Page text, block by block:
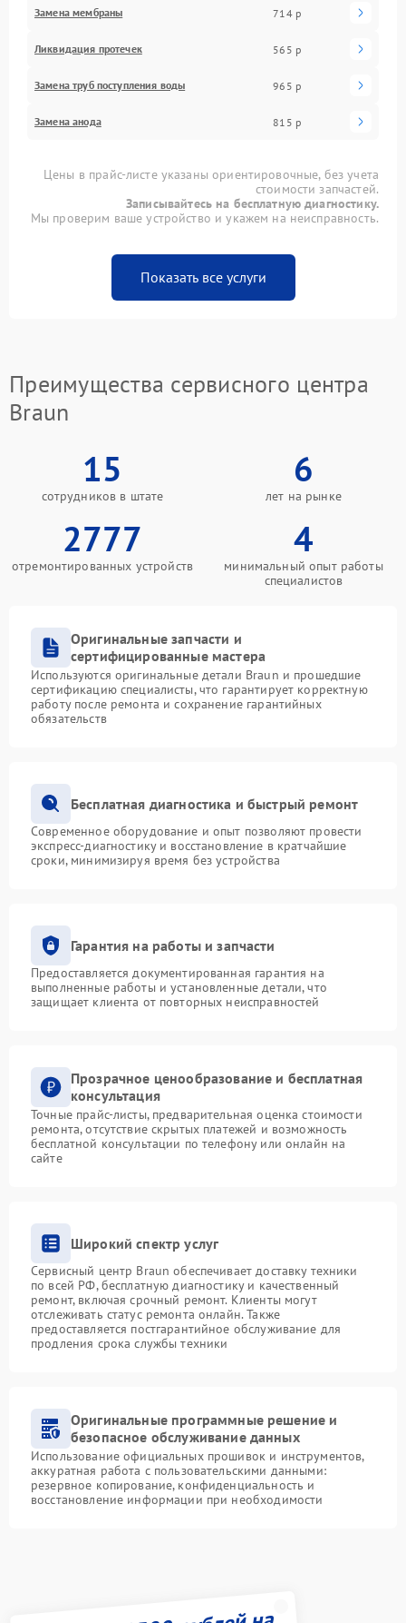
Замена мембраны 714 р
Ликвидация протечек 565 р
Замена труб поступления воды 965 р
Замена анода 815 р
Цены в прайс-листе указаны ориентировочные, без учета
стоимости запчастей.
Записывайтесь на бесплатную диагностику.
Мы проверим ваше устройство и укажем на неисправность.
Показать все услуги
Преимущества сервисного центра
Braun
15
сотрудников в штате
6
лет на рынке
2777
отремонтированных устройств
4
минимальный опыт работы
специалистов
Оригинальные запчасти и
сертифицированные мастера
Используются оригинальные детали Braun и прошедшие
сертификацию специалисты, что гарантирует корректную
работу после ремонта и сохранение гарантийных
обязательств
Бесплатная диагностика и быстрый ремонт
Современное оборудование и опыт позволяют провести
экспресс-диагностику и восстановление в кратчайшие
сроки, минимизируя время без устройства
Гарантия на работы и запчасти
Предоставляется документированная гарантия на
выполненные работы и установленные детали, что
защищает клиента от повторных неисправностей
Прозрачное ценообразование и бесплатная
консультация
Точные прайс-листы, предварительная оценка стоимости
ремонта, отсутствие скрытых платежей и возможность
бесплатной консультации по телефону или онлайн на
сайте
Широкий спектр услуг
Сервисный центр Braun обеспечивает доставку техники
по всей РФ, бесплатную диагностику и качественный
ремонт, включая срочный ремонт. Клиенты могут
отслеживать статус ремонта онлайн. Также
предоставляется постгарантийное обслуживание для
продления срока службы техники
Оригинальные программные решение и
безопасное обслуживание данных
Использование официальных прошивок и инструментов,
аккуратная работа с пользовательскими данными:
резервное копирование, конфиденциальность и
восстановление информации при необходимости